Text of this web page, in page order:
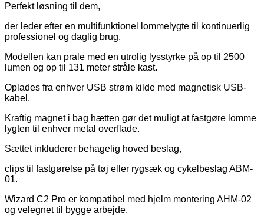
Perfekt løsning til dem,
der leder efter en multifunktionel lommelygte til kontinuerlig
professionel og daglig brug.
Modellen kan prale med en utrolig lysstyrke på op til 2500
lumen og op til 131 meter stråle kast.
Oplades fra enhver USB strøm kilde med magnetisk USB-
kabel.
Kraftig magnet i bag hætten gør det muligt at fastgøre lomme
lygten til enhver metal overflade.
Sættet inkluderer behagelig hoved beslag,
clips til fastgørelse på tøj eller rygsæk og cykelbeslag ABM-
01.
Wizard C2 Pro er kompatibel med hjelm montering AHM-02
og velegnet til bygge arbejde.